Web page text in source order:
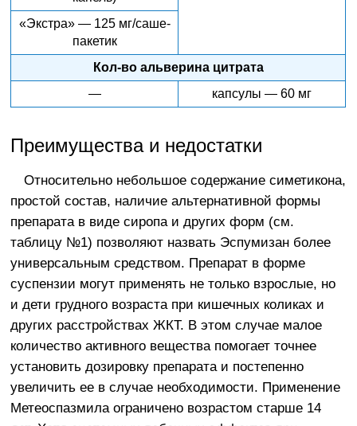
«Экстра» — 125 мг/саше-
пакетик
Кол-во альверина цитрата
—
капсулы — 60 мг
Преимущества и недостатки
Относительно небольшое содержание симетикона,
простой состав, наличие альтернативной формы
препарата в виде сиропа и других форм (см.
таблицу №1) позволяют назвать Эспумизан более
универсальным средством. Препарат в форме
суспензии могут применять не только взрослые, но
и дети грудного возраста при кишечных коликах и
других расстройствах ЖКТ. В этом случае малое
количество активного вещества помогает точнее
установить дозировку препарата и постепенно
увеличить ее в случае необходимости. Применение
Метеоспазмила ограничено возрастом старше 14